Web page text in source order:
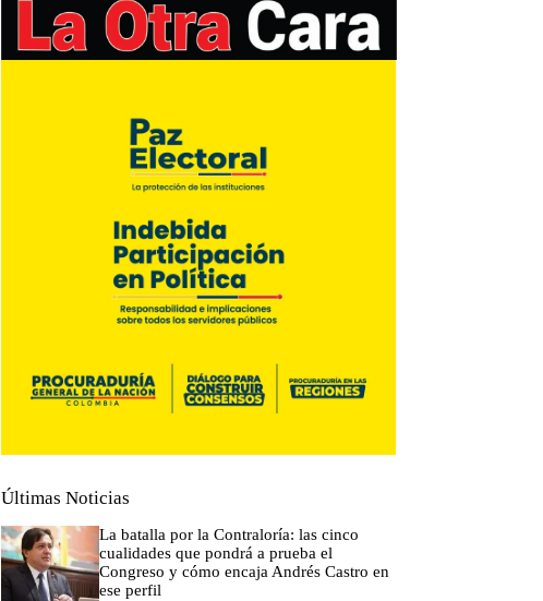
Últimas Noticias
La batalla por la Contraloría: las cinco
cualidades que pondrá a prueba el
Congreso y cómo encaja Andrés Castro en
ese perfil